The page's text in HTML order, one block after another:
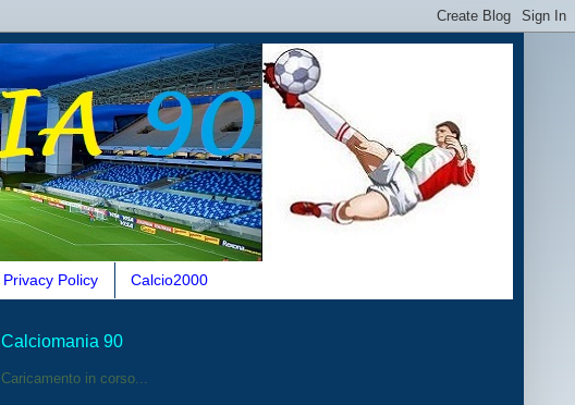
Privacy Policy Calcio2000
Calciomania 90
Caricamento in corso...